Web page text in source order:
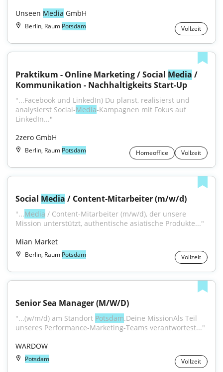
Unseen Media GmbH
Berlin, Raum Potsdam Vollzeit
Praktikum - Online Marketing / Social Media /
Kommunikation - Nachhaltigkeits Start-Up
"...Facebook und LinkedIn) Du planst, realisierst und
analysierst Social-Media-Kampagnen mit Fokus auf
LinkedIn..."
2zero GmbH
Berlin, Raum Potsdam Homeoffice Vollzeit
Social Media / Content-Mitarbeiter (m/w/d)
"...Media / Content-Mitarbeiter (m/w/d), der unsere
Mission unterstützt, authentische asiatische Produkte..."
Mian Market
Berlin, Raum Potsdam Vollzeit
Senior Sea Manager (M/W/D)
"...(w/m/d) am Standort Potsdam.Deine MissionAls Teil
unseres Performance-Marketing-Teams verantwortest..."
WARDOW
Potsdam Vollzeit